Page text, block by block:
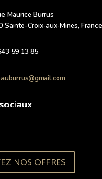
Maurice Burrus
Sainte-Croix-aux-Mines, France
59 13 85
NOS OFFRES